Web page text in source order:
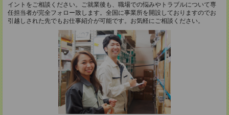
イントをご相談ください。ご就業後も、職場での悩みやトラブルについて専
任担当者が完全フォロー致します。全国に事業所を開設しておりますのでお
引越しされた先でもお仕事紹介が可能です。お気軽にご相談ください。